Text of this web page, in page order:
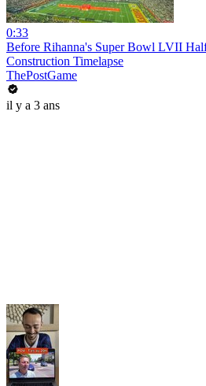
0:33
Before Rihanna's Super Bowl LVII
Construction Timelapse
ThePostGame
il y a 3 ans